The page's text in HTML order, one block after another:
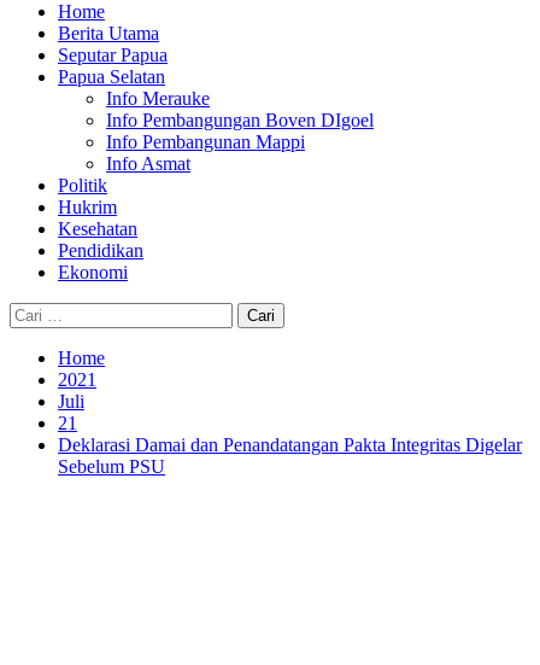
Home
Berita Utama
Seputar Papua
Papua Selatan
Info Merauke
Info Pembangungan Boven DIgoel
Info Pembangunan Mappi
Info Asmat
Politik
Hukrim
Kesehatan
Pendidikan
Ekonomi
Cari
untuk:
Home
2021
Juli
21
Deklarasi Damai dan Penandatangan Pakta Integritas Digelar
Sebelum PSU